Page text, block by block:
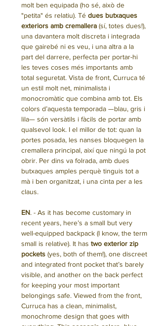
molt ben equipada (ho sé, això de
"petita" és relatiu). Té dues butxaques
exteriors amb cremallera (sí, totes dues!),
una davantera molt discreta i integrada
que gairebé ni es veu, i una altra a la
part del darrere, perfecta per portar-hi
les teves coses més importants amb
total seguretat. Vista de front, Curruca té
un estil molt net, minimalista i
monocromàtic que combina amb tot. Els
colors d’aquesta temporada —blau, gris i
lila— són versàtils i fàcils de portar amb
qualsevol look. I el millor de tot: quan la
portes posada, les nanses bloquegen la
cremallera principal, així que ningú la pot
obrir. Per dins va folrada, amb dues
butxaques amples perquè tinguis tot a
mà i ben organitzat, i una cinta per a les
claus.
EN. - As it has become customary in
recent years, here’s a small but very
well-equipped backpack (I know, the term
small is relative). It has two exterior zip
pockets (yes, both of them!), one discreet
and integrated front pocket that’s barely
visible, and another on the back perfect
for keeping your most important
belongings safe. Viewed from the front,
Curruca has a clean, minimalist,
monochrome design that goes with